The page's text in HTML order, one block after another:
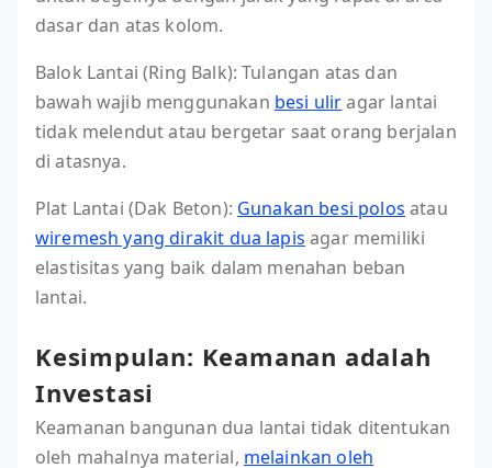
dasar dan atas kolom.
Balok Lantai (Ring Balk): Tulangan atas dan
bawah wajib menggunakan besi uliragar lantai
tidak melendut atau bergetar saat orang berjalan
di atasnya.
Plat Lantai (Dak Beton): Gunakan besi polos atau
wiremesh yang dirakit dua lapis agar memiliki
elastisitas yang baik dalam menahan beban
lantai.
Kesimpulan: Keamanan adalah
Investasi
Keamanan bangunan dua lantai tidak ditentukan
oleh mahalnya material, melainkan oleh